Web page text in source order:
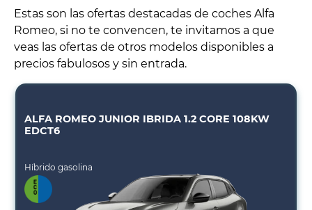
Estas son las ofertas destacadas de coches Alfa
Romeo, si no te convencen, te invitamos a que
veas las ofertas de otros modelos disponibles a
precios fabulosos y sin entrada.
ALFA ROMEO JUNIOR IBRIDA 1.2 CORE 108KW
EDCT6
Híbrido gasolina